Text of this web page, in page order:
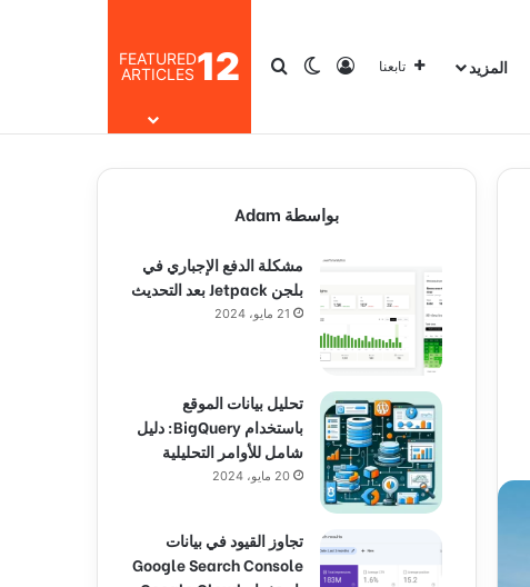
المزيد تابعنا تسجيل الدخول
الوضع المظلم
بحث عن12
FEATURED
ARTICLES
بواسطة Adam
مشكلة الدفع الإجباري في
بلجن Jetpack بعد التحديث
21 مايو، 2024
تحليل بيانات الموقع
باستخدام BigQuery: دليل
شامل للأوامر التحليلية
20 مايو، 2024
تجاوز القيود في بيانات
Google Search Console